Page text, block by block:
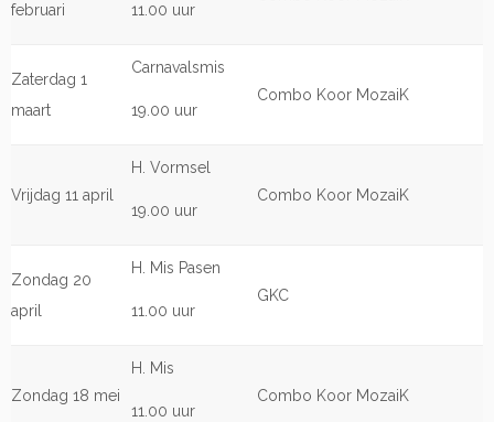
februari
11.00 uur
Zaterdag 1
maart
Carnavalsmis
19.00 uur
Combo Koor MozaiK
Vrijdag 11 april
H. Vormsel
19.00 uur
Combo Koor MozaiK
Zondag 20
april
H. Mis Pasen
11.00 uur
GKC
Zondag 18 mei
H. Mis
11.00 uur
Combo Koor MozaiK